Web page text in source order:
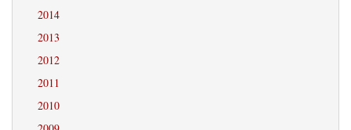
2014
2013
2012
2011
2010